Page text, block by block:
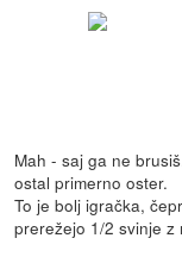
Mah - saj ga ne
ostal primerno oster.
To je bolj igračka,
prerežejo 1/2 svinje z